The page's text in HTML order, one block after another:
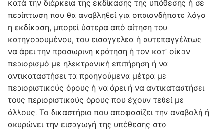
κατά την διάρκεια της εκδίκασης της υπόθεσης ή σε
περίπτωση που θα αναβληθεί για οποιονδήποτε λόγο
η εκδίκαση, μπορεί ύστερα από αίτηση του
κατηγορουμένου, του εισαγγελέα ή αυτεπαγγέλτως
να άρει την προσωρινή κράτηση ή τον κατ’ οίκον
περιορισμό με ηλεκτρονική επιτήρηση ή να
αντικαταστήσει τα προηγούμενα μέτρα με
περιοριστικούς όρους ή να άρει ή να αντικαταστήσει
τους περιοριστικούς όρους που έχουν τεθεί με
άλλους. Το δικαστήριο που αποφασίζει την αναβολή ή
ακυρώνει την εισαγωγή της υπόθεσης στο